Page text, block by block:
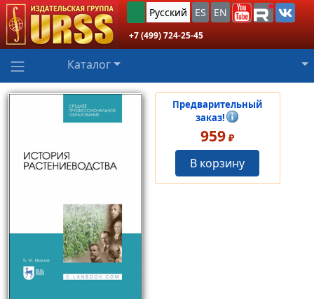
Русский ES EN
+7 (499) 724-25-45
Каталог
Предварительный
заказ!
959 ₽
В корзину